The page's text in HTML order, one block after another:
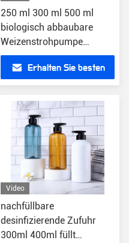
250 ml 300 ml 500 ml
biologisch abbaubare
Weizenstrohpumpe
Flasche für Shampoo
HandwaschErhalten Sie besten
Video
nachfüllbare
desinfizierende Zufuhr
300ml 400ml füllt